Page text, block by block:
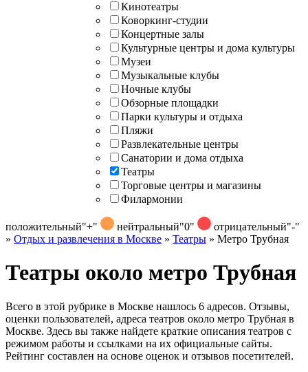
Кинотеатры
Коворкинг-студии
Концертные залы
Культурные центры и дома культуры
Музеи
Музыкальные клубы
Ночные клубы
Обзорные площадки
Парки культуры и отдыха
Пляжи
Развлекательные центры
Санатории и дома отдыха
Театры
Торговые центры и магазины
Филармонии
положительный"+" нейтральный"0" отрицательный"-"
» Отдых и развлечения в Москве » Театры » Метро Трубная
Театры около метро Трубная
Всего в этой рубрике в Москве нашлось 6 адресов. Отзывы,
оценки пользователей, адреса театров около метро Трубная в
Москве. Здесь вы также найдете краткие описания театров с
режимом работы и ссылками на их официальные сайты.
Рейтинг составлен на основе оценок и отзывов посетителей.